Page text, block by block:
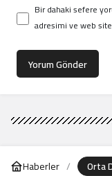
Bir dahaki sefere
adresimi ve web
Yorum Gönder
Haberler Orta